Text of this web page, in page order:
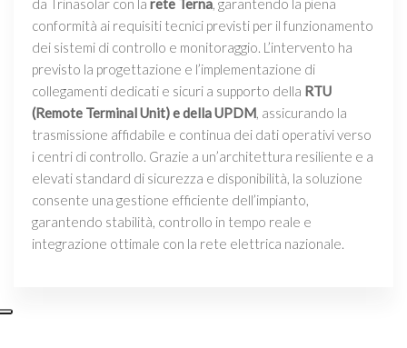
da Trinasolar con la rete Terna, garantendo la piena
conformità ai requisiti tecnici previsti per il funzionamento
dei sistemi di controllo e monitoraggio. L’intervento ha
previsto la progettazione e l’implementazione di
collegamenti dedicati e sicuri a supporto della RTU
(Remote Terminal Unit) e della UPDM, assicurando la
trasmissione affidabile e continua dei dati operativi verso
i centri di controllo. Grazie a un’architettura resiliente e a
elevati standard di sicurezza e disponibilità, la soluzione
consente una gestione efficiente dell’impianto,
garantendo stabilità, controllo in tempo reale e
integrazione ottimale con la rete elettrica nazionale.